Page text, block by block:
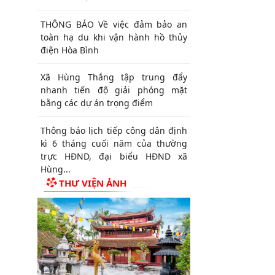
THÔNG BÁO Về việc đảm bảo an
toàn hạ du khi vận hành hồ thủy
điện Hòa Bình
Xã Hùng Thắng tập trung đẩy
nhanh tiến độ giải phóng mặt
bằng các dự án trọng điểm
Thông báo lịch tiếp công dân định
kì 6 tháng cuối năm của thường
trực HĐND, đại biểu HĐND xã
Hùng...
HĐND xã Hùng Thắng tiếp xúc cử
tri chuẩn bị Kỳ họp thường lệ giữa
năm 2026
THÔNG BÁO Chiến dịch diệt chuột
bảo vệ sản xuất vụ Mùa năm 2026
THƯ VIỆN ẢNH